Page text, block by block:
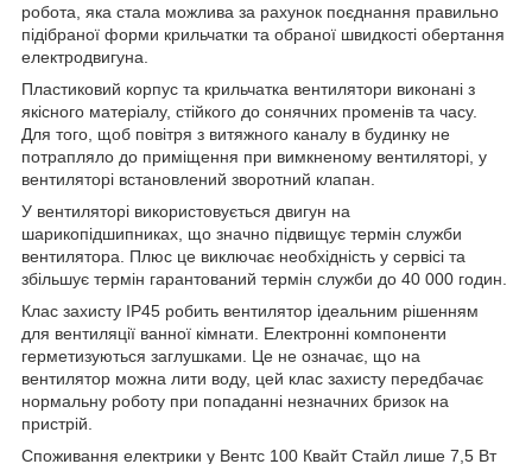
робота, яка стала можлива за рахунок поєднання правильно
підібраної форми крильчатки та обраної швидкості обертання
електродвигуна.
Пластиковий корпус та крильчатка вентилятори виконані з
якісного матеріалу, стійкого до сонячних променів та часу.
Для того, щоб повітря з витяжного каналу в будинку не
потрапляло до приміщення при вимкненому вентиляторі, у
вентиляторі встановлений зворотний клапан.
У вентиляторі використовується двигун на
шарикопідшипниках, що значно підвищує термін служби
вентилятора. Плюс це виключає необхідність у сервісі та
збільшує термін гарантований термін служби до 40 000 годин.
Клас захисту IP45 робить вентилятор ідеальним рішенням
для вентиляції ванної кімнати. Електронні компоненти
герметизуються заглушками. Це не означає, що на
вентилятор можна лити воду, цей клас захисту передбачає
нормальну роботу при попаданні незначних бризок на
пристрій.
Споживання електрики у Вентс 100 Квайт Стайл лише 7,5 Вт